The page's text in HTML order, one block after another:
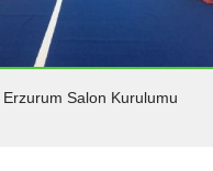
Detaylar
Erzurum Salon Kurulumu